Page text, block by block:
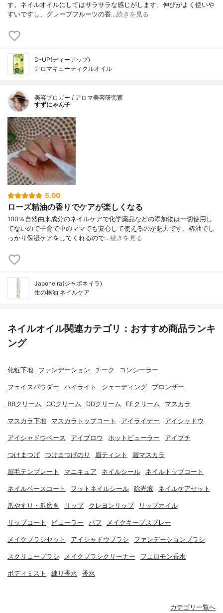
す。ネイルオイルにしてはサラサラな感じがします。伸びがよく使いや
すいですし、グレープフルーツの香…続きを見る
D-UP(ディーアップ)
アロマキューティクルオイル
美容ブロガー / アロマ美容研究家
すずにゃん子
5.00
ローズ精油の香りでケアが楽しくなる
100％自然由来成分のネイルケアで化学薬品などの添加物は一切使用し
てないので子育て中のママでも安心して使えるのが魅力です。椿油でし
っかり保湿ケアをしてくれるので…続きを見る
Japoneira(ジャポネイラ)
生の椿油 ネイルケア
ネイルオイル関連カテゴリ：おすすめ商品ランキ
ング
化粧下地 ファンデーション チーク コンシーラー
フェイスパウダー ハイライト シェーディング ブロンザー
BBクリーム CCクリーム DDクリーム EEクリーム マスカラ
マスカラ下地 マスカラトップコート アイライナー アイシャドウ
アイシャドウベース アイブロウ ホットビューラー アイプチ
つけまつげ つけまつげのり 眉ティント 眉マスカラ
眉毛テンプレート マニキュア ネイルシール ネイルトップコート
ネイルベースコート フットネイルシール 除光液 ネイルケアセット
爪やすり・爪磨き リップ クレヨンリップ リップオイル
リップコート ビューラー パフ メイクキープスプレー
メイクブラシセット アイシャドウブラシ ファンデーションブラシ
スクリューブラシ メイクブラシクリーナー フェロモン香水
ボディミスト 練り香水 香水
カテゴリ一覧へ